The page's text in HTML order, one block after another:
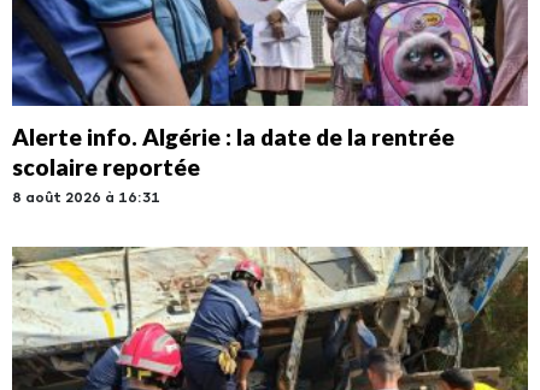
Alerte info. Algérie : la date de la rentrée
scolaire reportée
8 août 2026 à 16:31